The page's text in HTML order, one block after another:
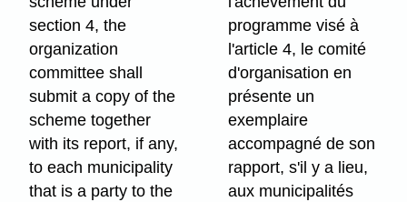
section 4, the
organization
committee shall
submit a copy of the
scheme together
with its report, if any,
to each municipality
that is a party to the
programme visé à
l'article 4, le comité
d'organisation en
présente un
exemplaire
accompagné de son
rapport, s'il y a lieu,
aux municipalités